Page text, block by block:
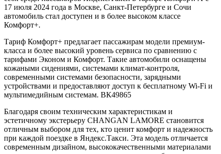
17 июля 2024 года в Москве, Санкт-Петербурге и Сочи
автомобиль стал доступен и в более высоком классе
Комфорт+.
Тариф Комфорт+ предлагает пассажирам модели премиум-
класса и более высокий уровень сервиса по сравнению с
тарифами Эконом и Комфорт. Такие автомобили оснащены
кожаными сидениями, системами климат-контроля,
современными системами безопасности, зарядными
устройствами и предоставляют доступ к бесплатному Wi-Fi и
мультимедийным системам. ВК49865
Благодаря своим техническим характеристикам и
эстетичному экстерьеру CHANGAN LAMORE становится
отличным выбором для тех, кто ценит комфорт и надежность
при каждой поездке в Яндекс.Такси. Эта модель отличается
современным дизайном, высококачественными материалами